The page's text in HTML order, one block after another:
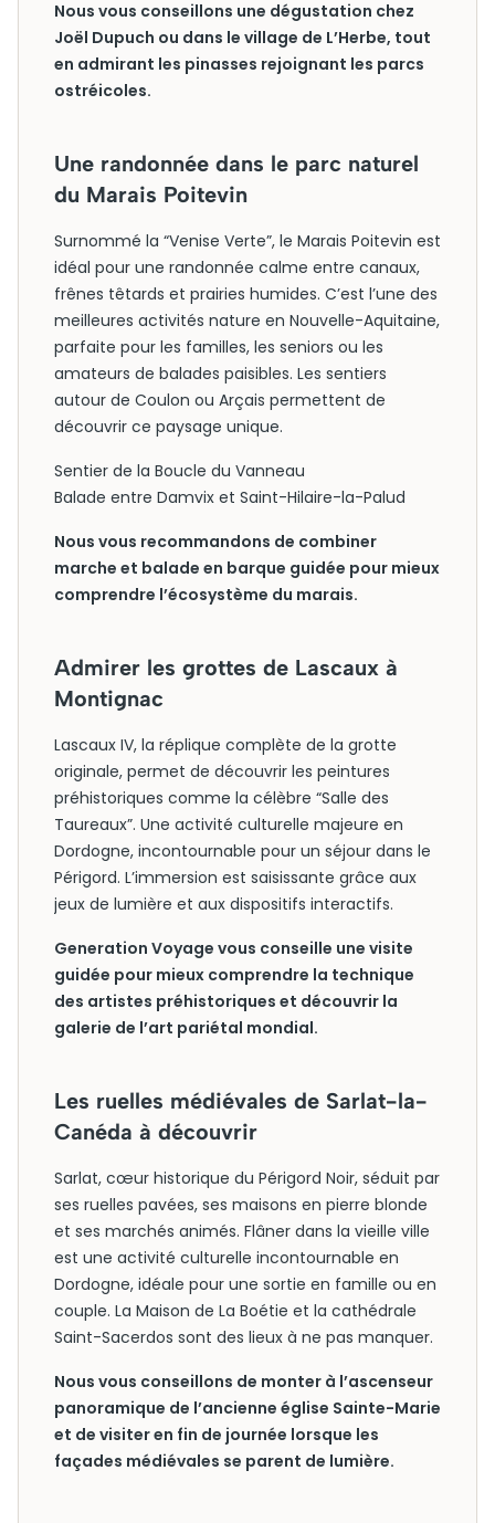
Nous vous conseillons une dégustation chez
Joël Dupuch ou dans le village de L’Herbe, tout
en admirant les pinasses rejoignant les parcs
ostréicoles.
Une randonnée dans le parc naturel
du Marais Poitevin
Surnommé la “Venise Verte”, le Marais Poitevin est
idéal pour une randonnée calme entre canaux,
frênes têtards et prairies humides. C’est l’une des
meilleures activités nature en Nouvelle-Aquitaine,
parfaite pour les familles, les seniors ou les
amateurs de balades paisibles. Les sentiers
autour de Coulon ou Arçais permettent de
découvrir ce paysage unique.
Sentier de la Boucle du Vanneau
Balade entre Damvix et Saint-Hilaire-la-Palud
Nous vous recommandons de combiner
marche et balade en barque guidée pour mieux
comprendre l’écosystème du marais.
Admirer les grottes de Lascaux à
Montignac
Lascaux IV, la réplique complète de la grotte
originale, permet de découvrir les peintures
préhistoriques comme la célèbre “Salle des
Taureaux”. Une activité culturelle majeure en
Dordogne, incontournable pour un séjour dans le
Périgord. L’immersion est saisissante grâce aux
jeux de lumière et aux dispositifs interactifs.
Generation Voyage vous conseille une visite
guidée pour mieux comprendre la technique
des artistes préhistoriques et découvrir la
galerie de l’art pariétal mondial.
Les ruelles médiévales de Sarlat-la-
Canéda à découvrir
Sarlat, cœur historique du Périgord Noir, séduit par
ses ruelles pavées, ses maisons en pierre blonde
et ses marchés animés. Flâner dans la vieille ville
est une activité culturelle incontournable en
Dordogne, idéale pour une sortie en famille ou en
couple. La Maison de La Boétie et la cathédrale
Saint-Sacerdos sont des lieux à ne pas manquer.
Nous vous conseillons de monter à l’ascenseur
panoramique de l’ancienne église Sainte-Marie
et de visiter en fin de journée lorsque les
façades médiévales se parent de lumière.